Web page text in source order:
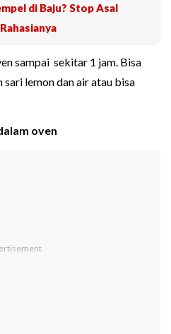
di Baju? Stop Asal
sampai sekitar 1 jam. Bisa
lemon dan air atau bisa
oven